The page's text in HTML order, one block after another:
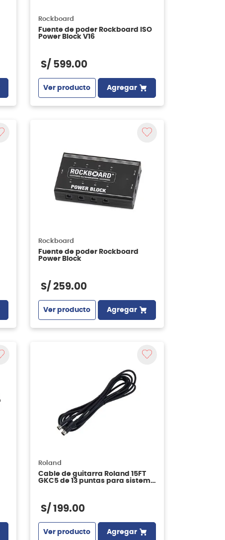
Rockboard
Fuente de poder Rockboard ISO
Power Block V16
S/ 599.00
Ver producto Agregar
Rockboard
Fuente de poder Rockboard
Power Block
S/ 259.00
Ver producto Agregar
Roland
Cable de guitarra Roland 15FT
GKC5 de 13 puntas para sistema
S/ 199.00
Ver producto Agregar